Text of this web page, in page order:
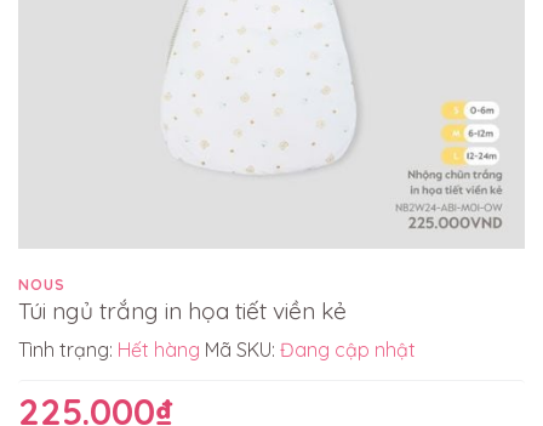
NOUS
Túi ngủ trắng in họa tiết viền kẻ
Tình trạng: Hết hàng Mã SKU: Đang cập nhật
225.000₫